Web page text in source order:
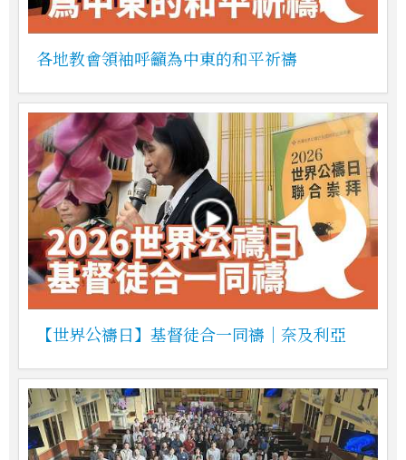
各地教會領袖呼籲為中東的和平祈禱
【世界公禱日】基督徒合一同禱｜奈及利亞